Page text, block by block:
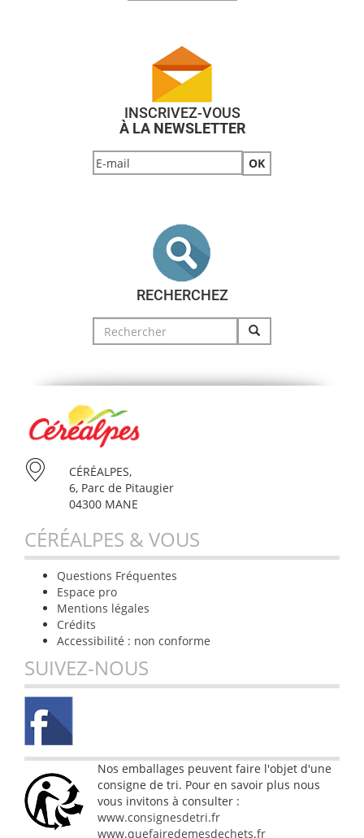
INSCRIVEZ-VOUS
À LA NEWSLETTER
RECHERCHEZ
Search
for:
CÉRÉALPES,
6, Parc de Pitaugier
04300 MANE
CÉRÉALPES & VOUS
Questions Fréquentes
Espace pro
Mentions légales
Crédits
Accessibilité : non conforme
SUIVEZ-NOUS
Nos emballages peuvent faire l'objet d'une
consigne de tri. Pour en savoir plus nous
vous invitons à consulter :
www.consignesdetri.fr
www.quefairedemesdechets.fr